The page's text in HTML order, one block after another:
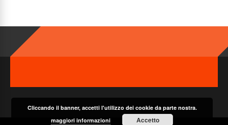
Cliccando il banner, accetti l'utilizzo dei cookie da parte nostra.
maggiori informazioni
Accetto